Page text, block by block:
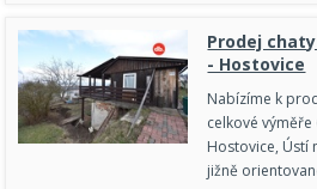
Prodej
- Hostovice
Nabízíme k
celkové výměře
Hostovice, Ústí
jižně